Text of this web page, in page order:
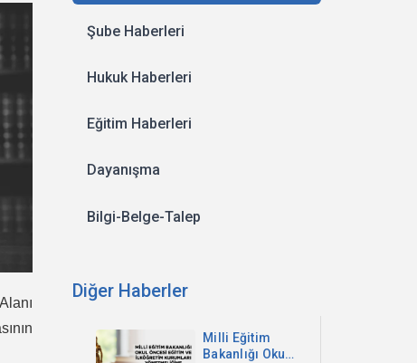
Şube Haberleri
Hukuk Haberleri
Eğitim Haberleri
Dayanışma
Bilgi-Belge-Talep
Diğer Haberler
Milli Eğitim
Bakanlığı Okul